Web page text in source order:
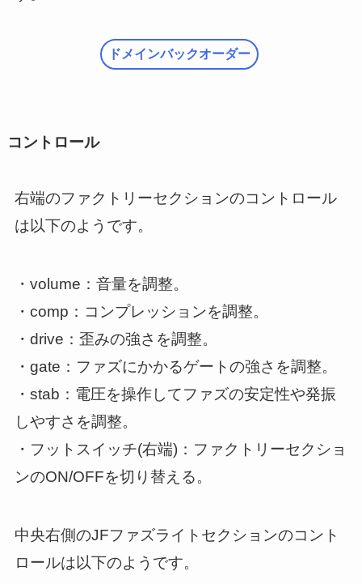
ドメインバックオーダー
コントロール
右端のファクトリーセクションのコントロール
は以下のようです。
・volume：音量を調整。
・comp：コンプレッションを調整。
・drive：歪みの強さを調整。
・gate：ファズにかかるゲートの強さを調整。
・stab：電圧を操作してファズの安定性や発振
しやすさを調整。
・フットスイッチ(右端)：ファクトリーセクショ
ンのON/OFFを切り替える。
中央右側のJFファズライトセクションのコント
ロールは以下のようです。